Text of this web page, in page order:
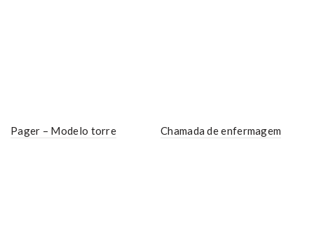
Pager – Modelo torre Chamada de enfermagem